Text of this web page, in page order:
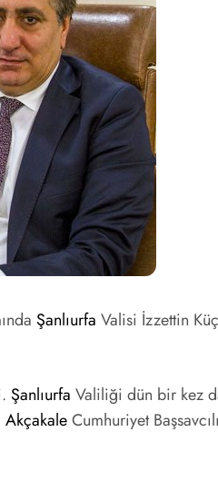
Şanlıurfa Valisi İzzettin
Şanlıurfa Valiliği dün bir kez
AkçakaleCumhuriyet